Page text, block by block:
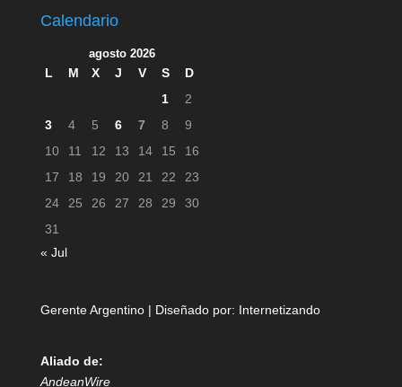
Calendario
agosto 2026
L M X J V S
D
1
2
3
4 5 6 7 8
9
10
11 12 13 14 15
16
17
18 19 20 21 22
23
24
25 26 27 28 29
30
31
« Jul
Gerente Argentino | Diseñado por: Internetizando
Aliado de:
AndeanWire